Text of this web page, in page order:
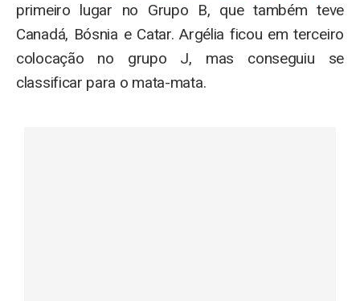
primeiro lugar no Grupo B, que também teve
Canadá, Bósnia e Catar. Argélia ficou em terceiro
colocação no grupo J, mas conseguiu se
classificar para o mata-mata.